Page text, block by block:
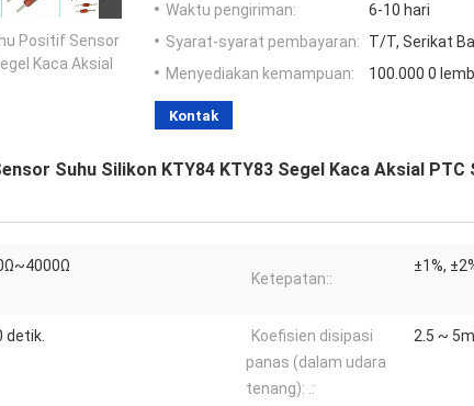
Positif Sensor
Kaca Aksial
Waktu pengiriman:
6-10 hari
Syarat-syarat pembayaran:
T/T, Serikat
Menyediakan kemampuan:
100.000 0
Kontak
Suhu Silikon KTY84 KTY83 Segel Kaca Aksial PTC
Ketepatan::
±1%,
detik.
Koefisien disipasi
panas (dalam udara
tenang): .:
2.5 ~